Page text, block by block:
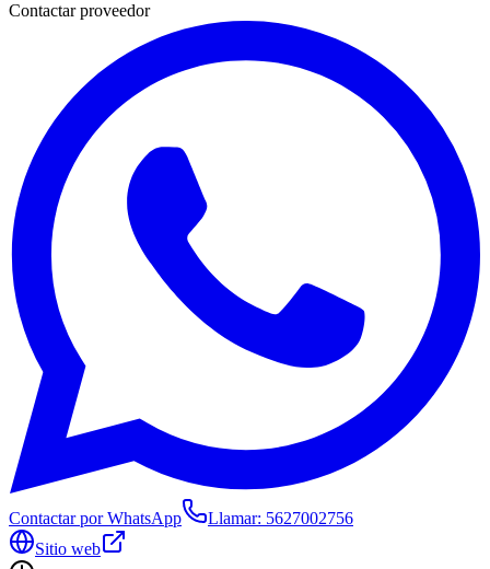
Contactar proveedor
Contactar por WhatsApp Llamar: 5627002756
Sitio web